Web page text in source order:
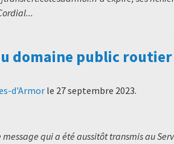
domaine public routier
d'Armor le 27 septembre 2023.
qui a été aussitôt transmis au